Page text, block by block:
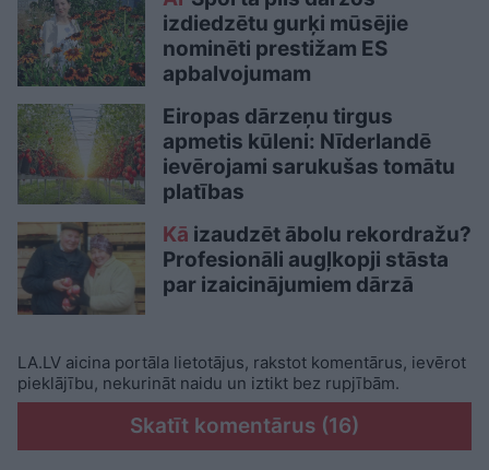
izdiedzētu gurķi mūsējie
nominēti prestižam ES
apbalvojumam
Eiropas dārzeņu tirgus
apmetis kūleni: Nīderlandē
ievērojami sarukušas tomātu
platības
Kā izaudzēt ābolu rekordražu?
Profesionāli augļkopji stāsta
par izaicinājumiem dārzā
LA.LV aicina portāla lietotājus, rakstot komentārus, ievērot
pieklājību, nekurināt naidu un iztikt bez rupjībām.
Skatīt komentārus (16)